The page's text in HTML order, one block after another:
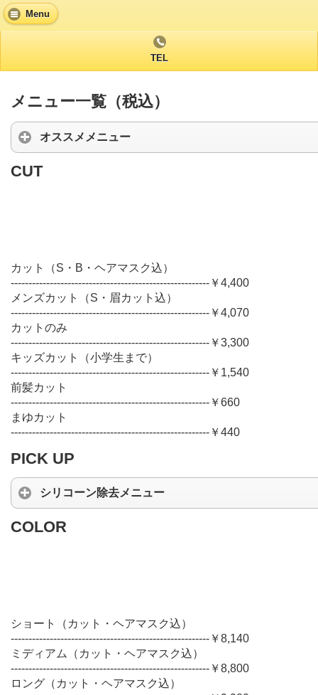
Menu
TEL
メニュー一覧（税込）
オススメメニュー
CUT
カット（S・B・ヘアマスク込）
--------------------------------------------------------￥4,400
メンズカット（S・眉カット込）
--------------------------------------------------------￥4,070
カットのみ
--------------------------------------------------------￥3,300
キッズカット（小学生まで）
--------------------------------------------------------￥1,540
前髪カット
--------------------------------------------------------￥660
まゆカット
--------------------------------------------------------￥440
PICK UP
シリコーン除去メニュー
COLOR
ショート（カット・ヘアマスク込）
--------------------------------------------------------￥8,140
ミディアム（カット・ヘアマスク込）
--------------------------------------------------------￥8,800
ロング（カット・ヘアマスク込）